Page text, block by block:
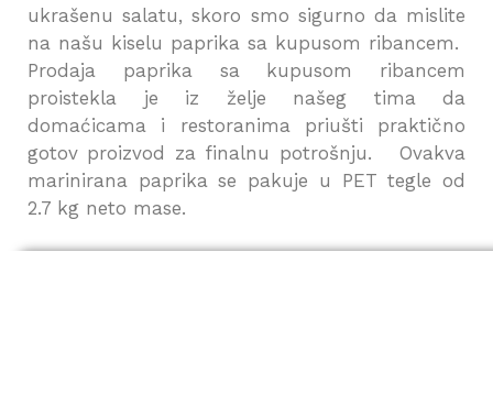
ukrašenu salatu, skoro smo sigurno da mislite
na našu kiselu paprika sa kupusom ribancem.
Prodaja paprika sa kupusom ribancem
proistekla je iz želje našeg tima da
domaćicama i restoranima priušti praktično
gotov proizvod za finalnu potrošnju. Ovakva
marinirana paprika se pakuje u PET tegle od
2.7 kg neto mase.